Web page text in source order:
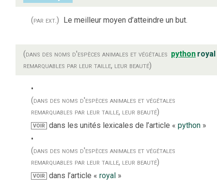
(par ext.) Le meilleur moyen d’atteindre un but.
(dans des noms d'espèces animales et végétales
remarquables par leur taille, leur beauté)
python royal
(dans des noms d'espèces animales et végétales
remarquables par leur taille, leur beauté)
VOIR dans les unités lexicales de l’article «python »
(dans des noms d'espèces animales et végétales
remarquables par leur taille, leur beauté)
VOIR dans l’article «royal »